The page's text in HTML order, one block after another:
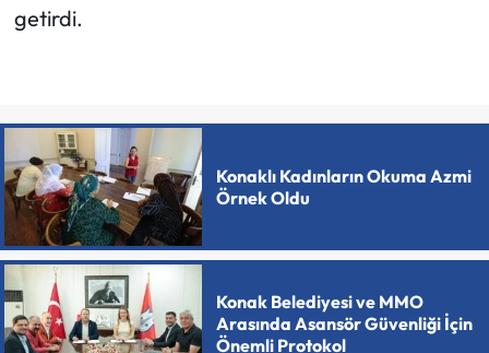
getirdi.
Konaklı Kadınların Okuma Azmi
Örnek Oldu
Konak Belediyesi ve MMO
Arasında Asansör Güvenliği İçin
Önemli Protokol